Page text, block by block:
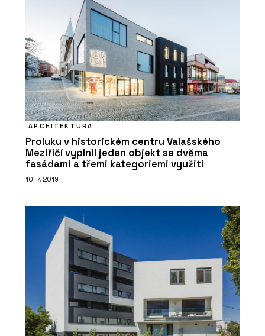
ARCHITEKTURA
Proluku v historickém centru Valašského
Meziříčí vyplnil jeden objekt se dvěma
fasádami a třemi kategoriemi využití
10. 7. 2019